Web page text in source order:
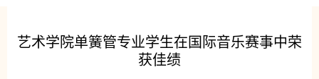
艺术学院单簧管专业学生在国际音乐赛事中荣
获佳绩